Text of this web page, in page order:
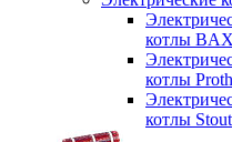
котлы
котлы
котлы Stout